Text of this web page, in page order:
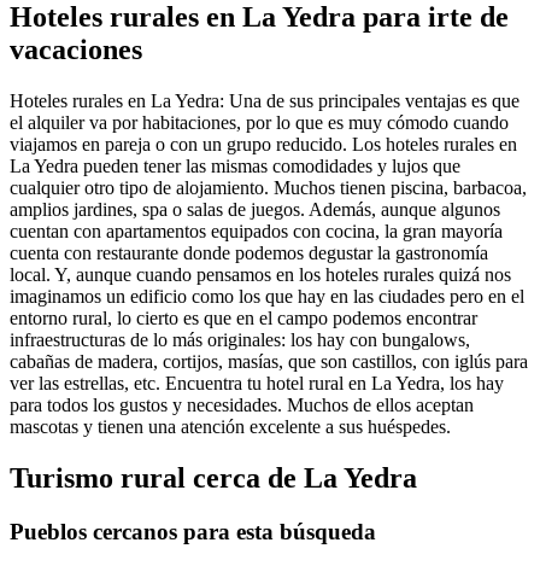
Hoteles rurales en La Yedra para irte de
vacaciones
Hoteles rurales en La Yedra: Una de sus principales ventajas es que
el alquiler va por habitaciones, por lo que es muy cómodo cuando
viajamos en pareja o con un grupo reducido. Los hoteles rurales en
La Yedra pueden tener las mismas comodidades y lujos que
cualquier otro tipo de alojamiento. Muchos tienen piscina, barbacoa,
amplios jardines, spa o salas de juegos. Además, aunque algunos
cuentan con apartamentos equipados con cocina, la gran mayoría
cuenta con restaurante donde podemos degustar la gastronomía
local. Y, aunque cuando pensamos en los hoteles rurales quizá nos
imaginamos un edificio como los que hay en las ciudades pero en el
entorno rural, lo cierto es que en el campo podemos encontrar
infraestructuras de lo más originales: los hay con bungalows,
cabañas de madera, cortijos, masías, que son castillos, con iglús para
ver las estrellas, etc. Encuentra tu hotel rural en La Yedra, los hay
para todos los gustos y necesidades. Muchos de ellos aceptan
mascotas y tienen una atención excelente a sus huéspedes.
Turismo rural cerca de La Yedra
Pueblos cercanos para esta búsqueda